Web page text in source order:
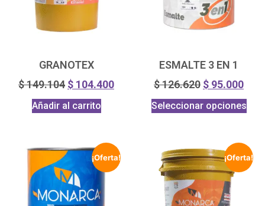
GRANOTEX
$149.104 $ 104.400
Añadir al carrito
ESMALTE 3 EN 1
$126.620 $ 95.000
Seleccionar opciones
¡Oferta! ¡Oferta!